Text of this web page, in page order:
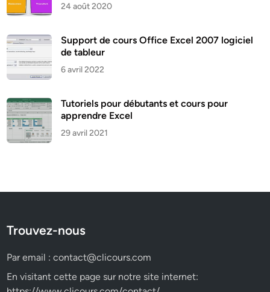
24 août 2020
Support de cours Office Excel 2007 logiciel
de tableur
6 avril 2022
Tutoriels pour débutants et cours pour
apprendre Excel
29 avril 2021
Trouvez-nous
Par email :contact@clicours.com
En visitant cette page sur notre site internet: